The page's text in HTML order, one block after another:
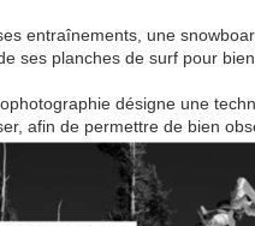
entraînements, une
ses planches de surf pour
désigne une
afin de permettre de bien